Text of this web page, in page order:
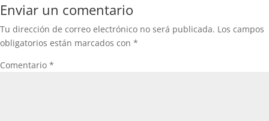
Enviar un comentario
Tu dirección de correo electrónico no será publicada. Los campos
obligatorios están marcados con *
Comentario *